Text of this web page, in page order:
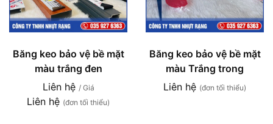
Băng keo bảo vệ bề mặt
màu trắng đen
Liên hệ / Giá
Liên hệ (đơn tối thiểu)
Băng keo bảo vệ bề mặt
màu Trắng trong
Liên hệ (đơn tối thiểu)